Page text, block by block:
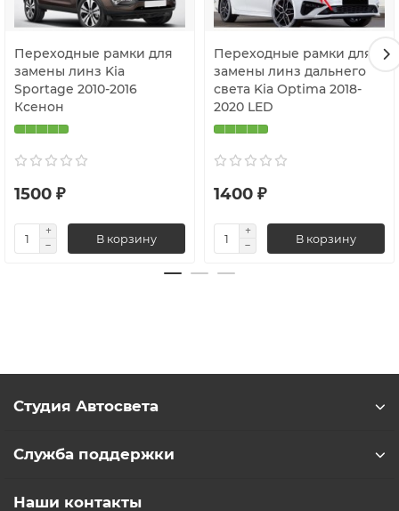
Переходные рамки для
замены линз Kia
Sportage 2010-2016
Ксенон
1500 ₽
В корзину
Переходные рамки для
замены линз дальнего
света Kia Optima 2018-
2020 LED
1400 ₽
В корзину
Студия Автосвета
Служба поддержки
Наши контакты